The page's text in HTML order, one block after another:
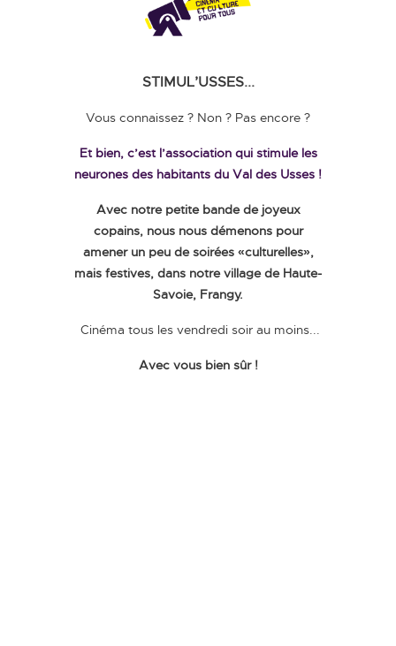
STIMUL’USSES...
Vous connaissez ? Non ? Pas encore ?
Et bien, c’est l’association qui stimule les
neurones des habitants du Val des Usses !
Avec notre petite bande de joyeux
copains, nous nous démenons pour
amener un peu de soirées «culturelles»,
mais festives, dans notre village de Haute-
Savoie, Frangy.
Cinéma tous les vendredi soir au moins...
Avec vous bien sûr !